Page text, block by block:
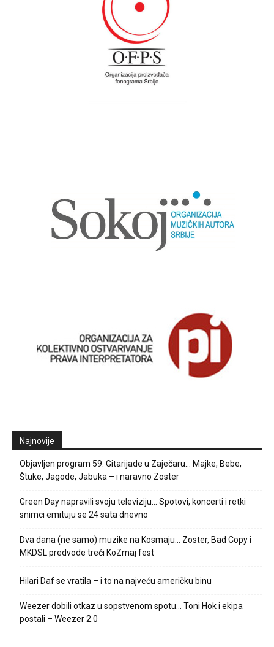
Najnovije
Objavljen program 59. Gitarijade u Zaječaru… Majke, Bebe,
Štuke, Jagode, Jabuka – i naravno Zoster
Green Day napravili svoju televiziju… Spotovi, koncerti i retki
snimci emituju se 24 sata dnevno
Dva dana (ne samo) muzike na Kosmaju… Zoster, Bad Copy i
MKDSL predvode treći KoZmaj fest
Hilari Daf se vratila – i to na najveću američku binu
Weezer dobili otkaz u sopstvenom spotu… Toni Hok i ekipa
postali – Weezer 2.0